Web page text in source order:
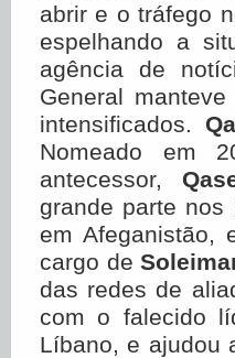
abrir e o tráfego
espelhando a
agência de
General
intensificados.
Nomeado em
antecessor,
grande parte nos
em Afeganistão,
cargo de
das redes de
com o falecido
Líbano, e ajudou